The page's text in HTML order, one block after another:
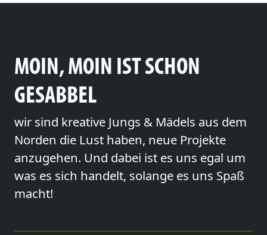
MOIN, MOIN IST SCHON
GESABBEL
wir sind kreative Jungs & Mädels aus dem
Norden die Lust haben, neue Projekte
anzugehen. Und dabei ist es uns egal um
was es sich handelt, solange es uns Spaß
macht!